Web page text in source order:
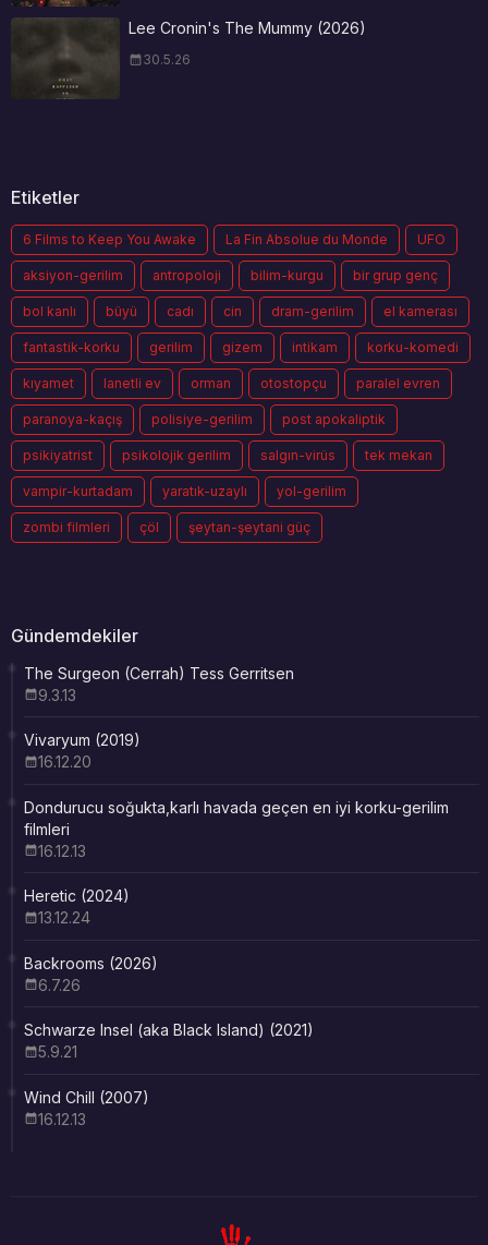
Lee Cronin's The Mummy (2026)
30.5.26
Etiketler
6 Films to Keep You Awake La Fin Absolue du Monde UFO
aksiyon-gerilim antropoloji bilim-kurgu bir grup genç
bol kanlı büyü cadı cin dram-gerilim el kamerası
fantastik-korku gerilim gizem intikam korku-komedi
kıyamet lanetli ev orman otostopçu paralel evren
paranoya-kaçış polisiye-gerilim post apokaliptik
psikiyatrist psikolojik gerilim salgın-virüs tek mekan
vampir-kurtadam yaratık-uzaylı yol-gerilim
zombi filmleri çöl şeytan-şeytani güç
Gündemdekiler
The Surgeon (Cerrah) Tess Gerritsen
9.3.13
Vivaryum (2019)
16.12.20
Dondurucu soğukta,karlı havada geçen en iyi korku-gerilim
filmleri
16.12.13
Heretic (2024)
13.12.24
Backrooms (2026)
6.7.26
Schwarze Insel (aka Black Island) (2021)
5.9.21
Wind Chill (2007)
16.12.13